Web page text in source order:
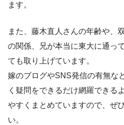
ます。
また、藤木直人さんの年齢や、
の関係、兄が本当に東大に通っ
ても取り上げています。
嫁のブログやSNS発信の有無な
く疑問をできるだけ網羅できる
やすくまとめていますので、ぜ
い。